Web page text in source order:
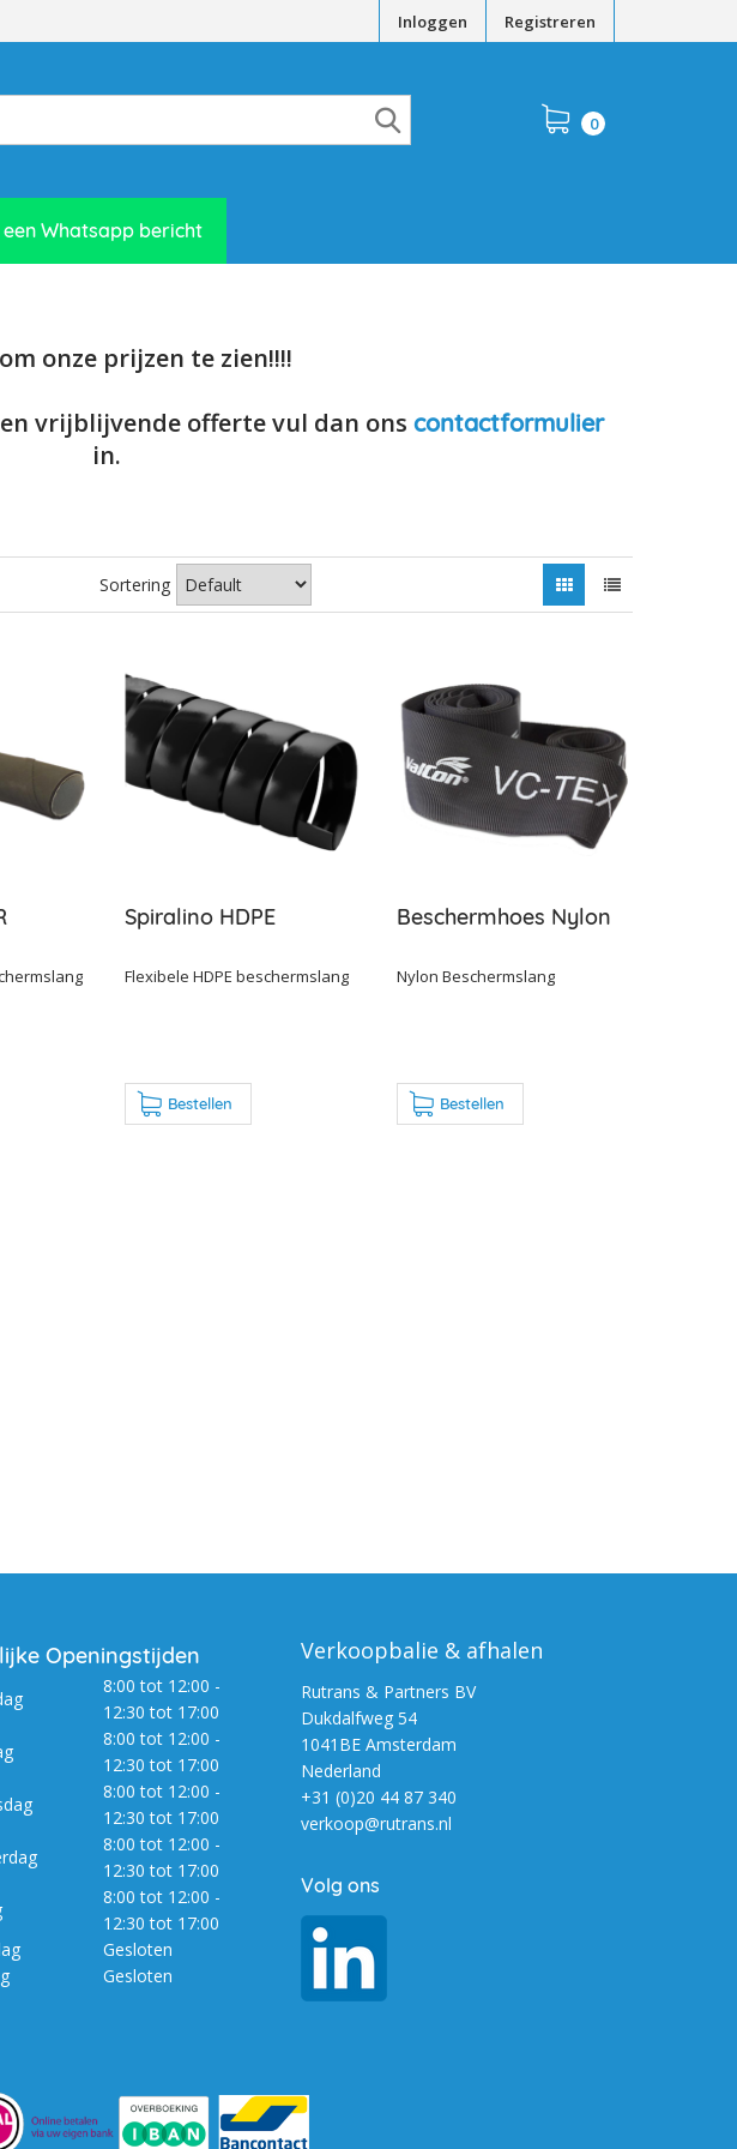
Inloggen Registreren
0
een Whatsapp bericht
onze prijzen te zien!!!!
vrijblijvende offerte vul dan ons contactformulier
in.
Sortering
Spiralino HDPE
Flexibele HDPE beschermslang
Bestellen
Beschermhoes Nylon
Nylon Beschermslang
Bestellen
Openingstijden
8:00 tot 12:00 -
12:30 tot 17:00
8:00 tot 12:00 -
12:30 tot 17:00
8:00 tot 12:00 -
12:30 tot 17:00
8:00 tot 12:00 -
12:30 tot 17:00
8:00 tot 12:00 -
12:30 tot 17:00
Gesloten
Gesloten
Verkoopbalie & afhalen
Rutrans & Partners BV
Dukdalfweg 54
1041BE Amsterdam
Nederland
+31 (0)20 44 87 340
verkoop@rutrans.nl
Volg ons